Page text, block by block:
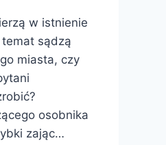
w istnienie
sądzą
miasta, czy
osobnika
zając…